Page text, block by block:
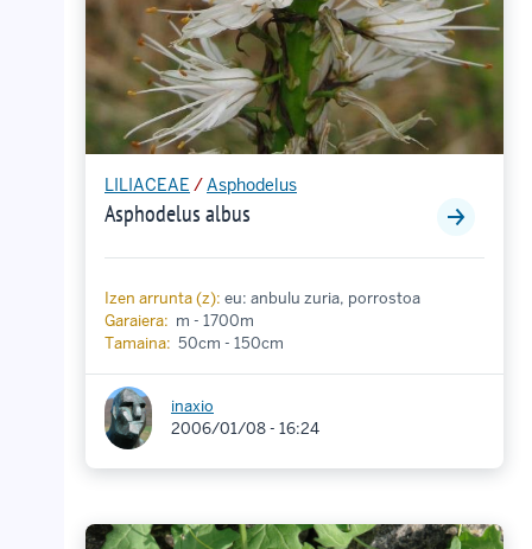
LILIACEAE /Asphodelus
Asphodelus albus
Izen arrunta (z): eu: anbulu zuria, porrostoa
Garaiera: m - 1700m
Tamaina: 50cm - 150cm
inaxio
2006/01/08 - 16:24